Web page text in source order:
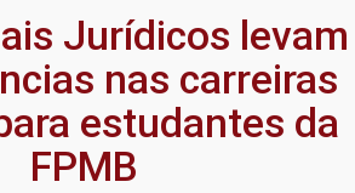
Jurídicos levam
nas carreiras
estudantes da
FPMB